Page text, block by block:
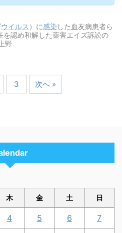
ウイルス ）に感染 した血友病患者ら
を認め和解した薬害エイズ訴訟の
野
3 次へ »
木 金 土 日
4 5 6 7